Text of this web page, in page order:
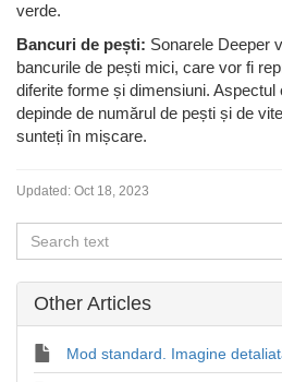
verde.
Bancuri de pești: Sonarele Deeper
bancurile de pești mici, care vor fi
diferite forme și dimensiuni.
depinde de numărul de pești și de
sunteți în mișcare.
Updated: Oct 18, 2023
Other Articles
Mod standard. Imagine